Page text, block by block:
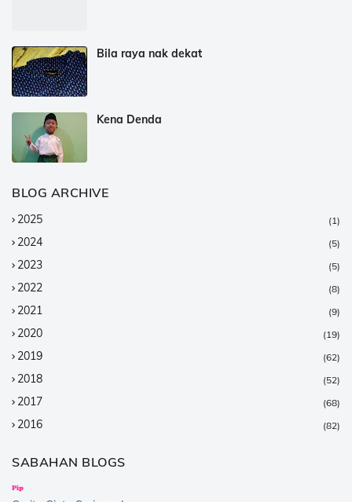
Bila raya nak dekat
Kena Denda
BLOG ARCHIVE
2025 (1)
2024 (5)
2023 (5)
2022 (8)
2021 (9)
2020 (19)
2019 (62)
2018 (52)
2017 (68)
2016 (82)
2014
2013
SABAHAN BLOGS